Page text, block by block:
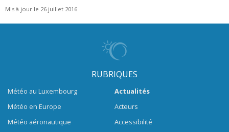
Mis à jour le 26 juillet 2016
RUBRIQUES
Météo au Luxembourg
Météo en Europe
Météo aéronautique
Actualités
Acteurs
Accessibilité